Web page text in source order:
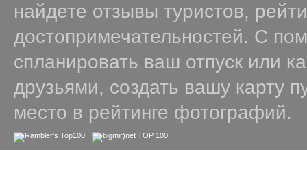
найдете отзывы туристов,
достопримечательностей. С
спланировать ваш отпуск или
друзьями, создать вашу карту
место в рейтинге фотографий.